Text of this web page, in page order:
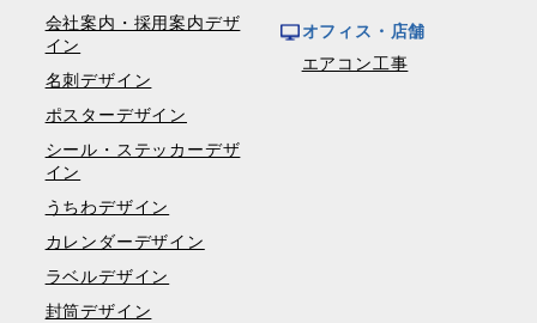
会社案内・採用案内デザ
イン
名刺デザイン
ポスターデザイン
シール・ステッカーデザ
イン
うちわデザイン
カレンダーデザイン
ラベルデザイン
封筒デザイン
オフィス・店舗
エアコン工事